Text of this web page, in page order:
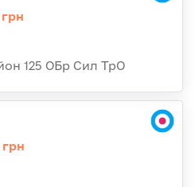
125 ОБр Сил ТрО